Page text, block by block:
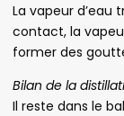
La vapeur d’eau
contact, la
former des
Bilan de la
Il reste dans le